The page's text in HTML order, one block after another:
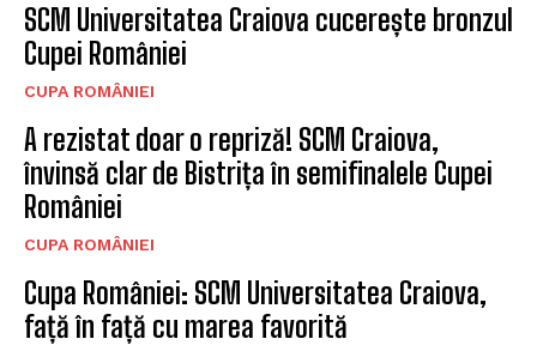
SCM Universitatea Craiova cucerește bronzul
Cupei României
CUPA ROMÂNIEI
A rezistat doar o repriză! SCM Craiova,
învinsă clar de Bistrița în semifinalele Cupei
României
CUPA ROMÂNIEI
Cupa României: SCM Universitatea Craiova,
față în față cu marea favorită